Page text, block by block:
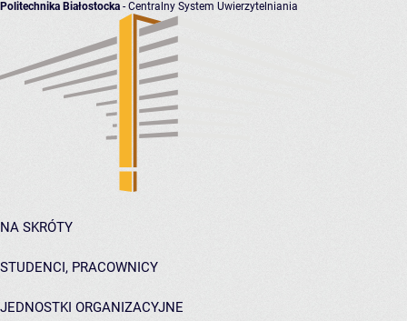
Politechnika Białostocka - Centralny System Uwierzytelniania
NA SKRÓTY
STUDENCI, PRACOWNICY
JEDNOSTKI ORGANIZACYJNE